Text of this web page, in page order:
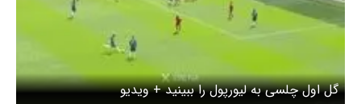
گل اول چلسی به لیورپول را ببینید + ویدیو